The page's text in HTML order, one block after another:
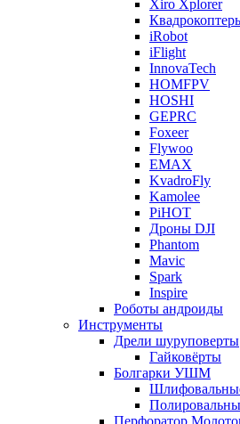
Xiro Xplorer
iRobot
iFlight
InnovaTech
HOMFPV
HOSHI
GEPRC
Foxeer
Flywoo
EMAX
KvadroFly
Kamolee
PiHOT
Дроны DJI
Phantom
Mavic
Spark
Inspire
Роботы андроиды
Инструменты
Дрели шуруповерты
Гайковёрты
Болгарки УШМ
Перфоратор